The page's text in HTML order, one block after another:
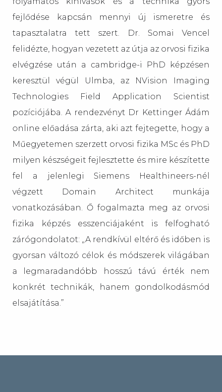
fejlődése kapcsán mennyi új ismeretre és
tapasztalatra tett szert. Dr. Somai Vencel
felidézte, hogyan vezetett az útja az orvosi fizika
elvégzése után a cambridge-i PhD képzésen
keresztül végül Ulmba, az NVision Imaging
Technologies Field Application Scientist
pozíciójába. A rendezvényt Dr Kettinger Ádám
online előadása zárta, aki azt fejtegette, hogy a
Műegyetemen szerzett orvosi fizika MSc és PhD
milyen készségeit fejlesztette és mire készítette
fel a jelenlegi Siemens Healthineers-nél
végzett Domain Architect munkája
vonatkozásában. Ő fogalmazta meg az orvosi
fizika képzés esszenciájaként is felfogható
zárógondolatot: „A rendkívül eltérő és időben is
gyorsan változó célok és módszerek világában
a legmaradandóbb hosszú távú érték nem
konkrét technikák, hanem gondolkodásmód
elsajátítása.”